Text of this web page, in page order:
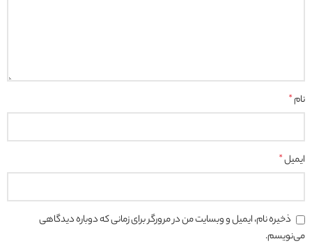
نام*
ایمیل*
ذخیره نام، ایمیل و وبسایت من در مرورگر برای زمانی که دوباره دیدگاهی
می‌نویسم.